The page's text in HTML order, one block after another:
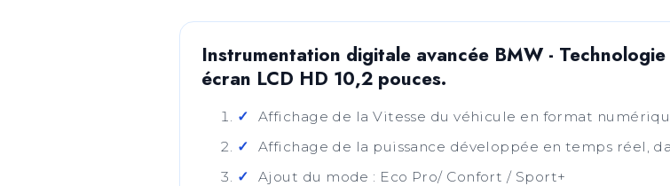
Instrumentation digitale avancée BMW -
écran LCD HD 10,2 pouces.
Affichage de la Vitesse du véhicule en format
Affichage de la puissance développée en temps réel,
Ajout du mode : Eco Pro/ Confort / Sport+